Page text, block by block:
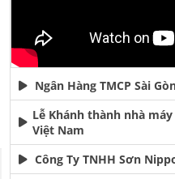
Ngân Hàng TMCP Sài
Lễ Khánh thành nhà máy
Việt Nam
Công Ty TNHH Sơn